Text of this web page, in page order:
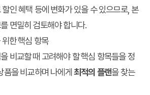
인 혜택 등에 변화가 있을 수 있으므로, 본
면밀히 검토해야 합니다.
한 핵심 항목
비교할 때 고려해야 할 핵심 항목들을 정
품을 비교하며 나에게 최적의 플랜을 찾는